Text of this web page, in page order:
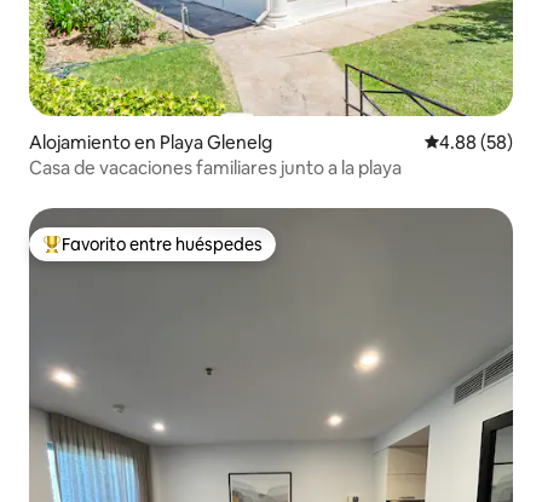
Alojamiento en Playa Glenelg Calificación
4.88 (58)
Casa de vacaciones familiares junto a la playa
Favorito entre huéspedes preferido
Favorito entre huéspedes